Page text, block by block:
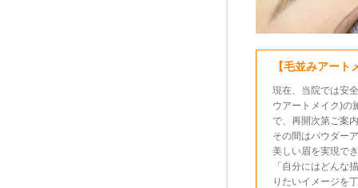
【毛並みアー
現在、当院では安
ウアートメイク)の
で、再開次第ご案
その間はパウダー
美しい眉を実現で
「自分にはどんな
りたいイメージを